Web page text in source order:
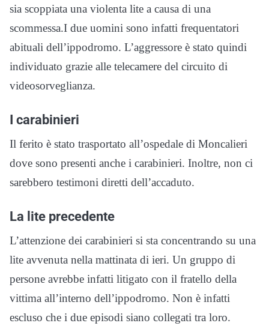
sia scoppiata una violenta lite a causa di una
scommessa.I due uomini sono infatti frequentatori
abituali dell’ippodromo. L’aggressore è stato quindi
individuato grazie alle telecamere del circuito di
videosorveglianza.
I carabinieri
Il ferito è stato trasportato all’ospedale di Moncalieri
dove sono presenti anche i carabinieri. Inoltre, non ci
sarebbero testimoni diretti dell’accaduto.
La lite precedente
L’attenzione dei carabinieri si sta concentrando su una
lite avvenuta nella mattinata di ieri. Un gruppo di
persone avrebbe infatti litigato con il fratello della
vittima all’interno dell’ippodromo. Non è infatti
escluso che i due episodi siano collegati tra loro.